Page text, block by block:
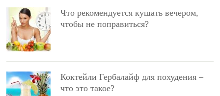
Что рекомендуется кушать вечером,
чтобы не поправиться?
Коктейли Гербалайф для похудения –
что это такое?